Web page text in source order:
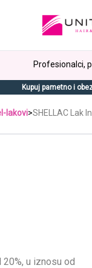
Profesionalci,
Kupuj pametno i
lakovi>SHELLAC Lak
20%, u iznosu od